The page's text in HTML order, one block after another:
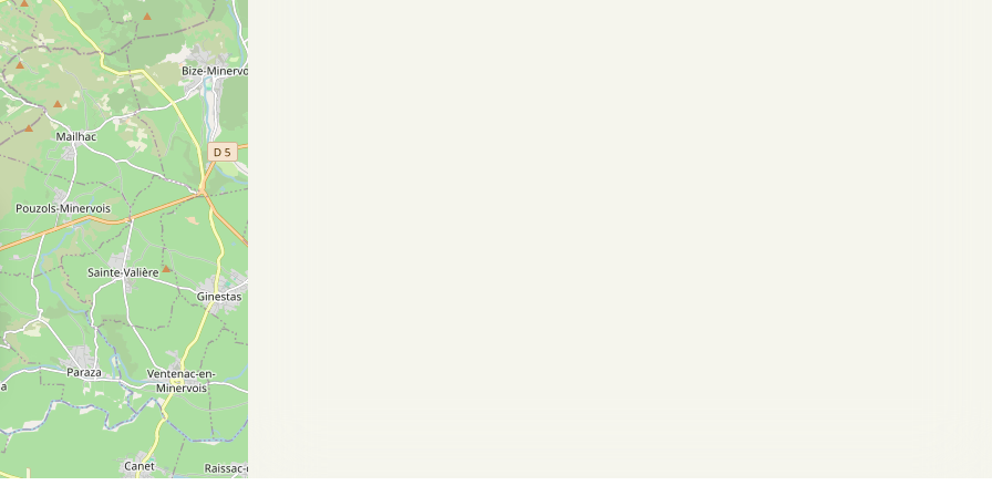
vos Options
paramètres de confidentialité, en garantissant la conformité avec les réglementations. Personnalisez vos